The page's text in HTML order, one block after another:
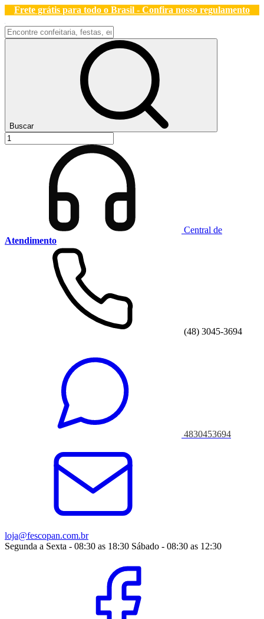
Frete grátis para todo o Brasil - Confira nosso regulamento
Buscar
Central de
Atendimento
(48) 3045-3694
4830453694
loja@fescopan.com.br
Segunda a Sexta - 08:30 as 18:30 Sábado - 08:30 as 12:30